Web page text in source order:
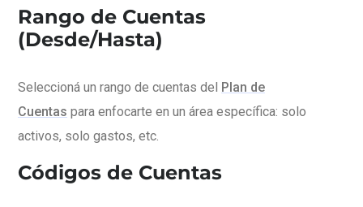
Rango de Cuentas
(Desde/Hasta)
Seleccioná un rango de cuentas del Plan de
Cuentas para enfocarte en un área específica: solo
activos, solo gastos, etc.
Códigos de Cuentas